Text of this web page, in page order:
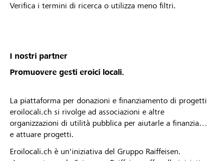
Verifica i termini di ricerca o utilizza meno filtri.
I nostri partner
Promuovere gesti eroici locali.
La piattaforma per donazioni e finanziamento di progetti
eroilocali.ch si rivolge ad associazioni e altre
organizzazioni di utilità pubblica per aiutarle a finanziare
e attuare progetti.
Eroilocali.ch è un'iniziativa del Gruppo Raiffeisen.